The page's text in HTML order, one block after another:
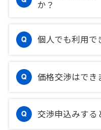
か？
個人でも利用で
価格交渉はでき
交渉申込みする